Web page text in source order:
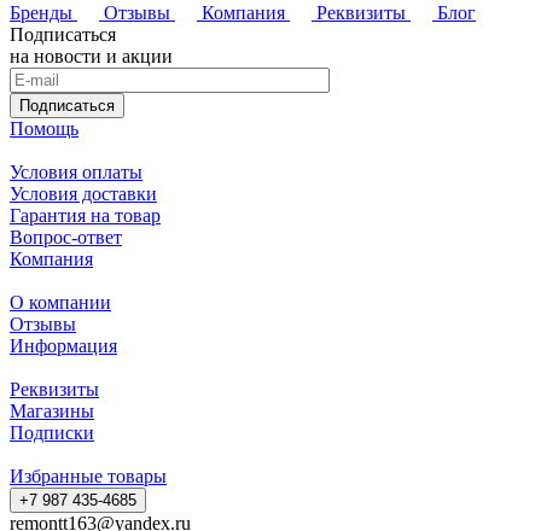
Бренды
Отзывы Компания Реквизиты
Блог
Подписаться
на новости и акции
Подписаться
Помощь
Условия оплаты
Условия доставки
Гарантия на товар
Вопрос-ответ
Компания
О компании
Отзывы
Информация
Реквизиты
Магазины
Подписки
Избранные товары
+7 987 435-4685
remontt163@yandex.ru